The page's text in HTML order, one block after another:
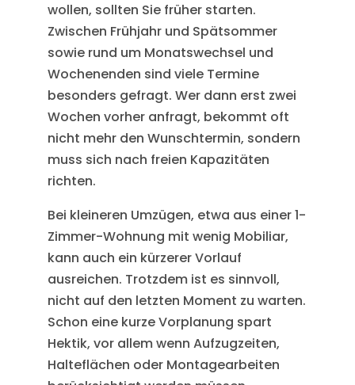
wollen, sollten Sie früher starten.
Zwischen Frühjahr und Spätsommer
sowie rund um Monatswechsel und
Wochenenden sind viele Termine
besonders gefragt. Wer dann erst zwei
Wochen vorher anfragt, bekommt oft
nicht mehr den Wunschtermin, sondern
muss sich nach freien Kapazitäten
richten.
Bei kleineren Umzügen, etwa aus einer 1-
Zimmer-Wohnung mit wenig Mobiliar,
kann auch ein kürzerer Vorlauf
ausreichen. Trotzdem ist es sinnvoll,
nicht auf den letzten Moment zu warten.
Schon eine kurze Vorplanung spart
Hektik, vor allem wenn Aufzugzeiten,
Halteflächen oder Montagearbeiten